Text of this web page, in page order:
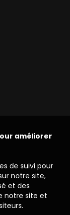
améliorer
de suivi pour
notre site,
et des
notre site et